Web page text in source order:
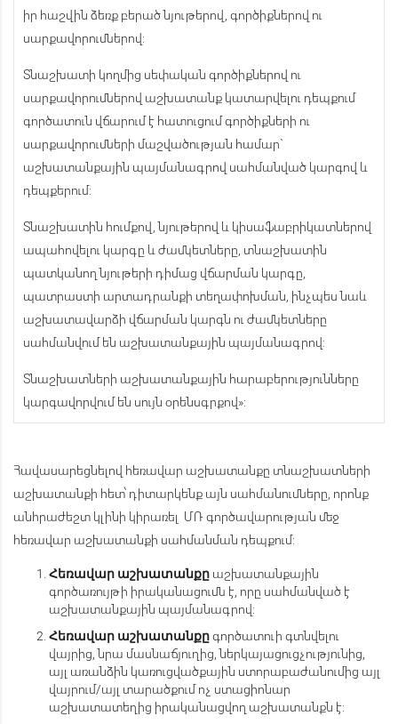
իր հաշվին ձեռք բերած նյութերով, գործիքներով ու
սարքավորումներով:
Տնաշխատի կողմից սեփական գործիքներով ու
սարքավորումներով աշխատանք կատարվելու դեպքում
գործատուն վճարում է հատուցում գործիքների ու
սարքավորումների մաշվածության համար`
աշխատանքային պայմանագրով սահմանված կարգով և
դեպքերում:
Տնաշխատին հումքով, նյութերով և կիսաֆաբրիկատներով
ապահովելու կարգը և ժամկետները, տնաշխատին
պատկանող նյութերի դիմաց վճարման կարգը,
պատրաստի արտադրանքի տեղափոխման, ինչպես նաև
աշխատավարձի վճարման կարգն ու ժամկետները
սահմանվում են աշխատանքային պայմանագրով:
Տնաշխատների աշխատանքային հարաբերությունները
կարգավորվում են սույն օրենսգրքով»:
Հավասարեցնելով հեռավար աշխատանքը տնաշխատների
աշխատանքի հետ՝ դիտարկենք այն սահմանումները, որոնք
անհրաժեշտ կլինի կիրառել ՄՌ գործավարության մեջ
հեռավար աշխատանքի սահմանման դեպքում:
Հեռավար աշխատանքը աշխատանքային
գործառույթի իրականացումն է, որը սահմանված է
աշխատանքային պայմանագրով:
Հեռավար աշխատանքըգործատուի գտնվելու
վայրից, նրա մասնաճյուղից, ներկայացուցչությունից,
այլ առանձին կառուցվածքային ստորաբաժանումից այլ
վայրում/այլ տարածքում ոչ ստացիոնար
աշխատատեղից իրականացվող աշխատանքն է: